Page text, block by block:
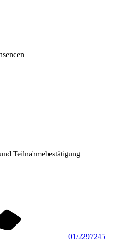
Teilnahmebestätigung
01/2297245